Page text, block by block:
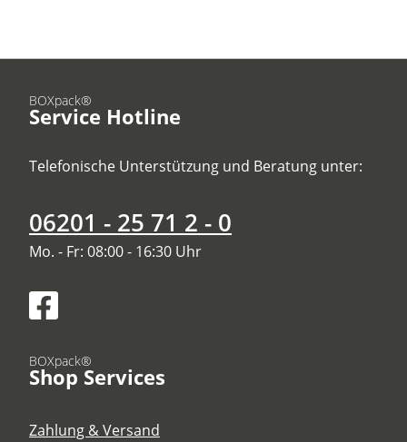
BOXpack®
Service Hotline
Telefonische Unterstützung und Beratung unter:
06201 - 25 71 2 - 0
Mo. - Fr: 08:00 - 16:30 Uhr
BOXpack®
Shop Services
Zahlung & Versand